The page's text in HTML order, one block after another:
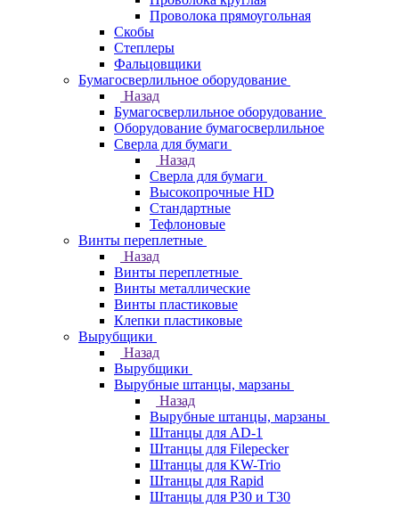
Проволока прямоугольная
Скобы
Степлеры
Фальцовщики
Бумагосверлильное оборудование
Назад
Бумагосверлильное оборудование
Оборудование бумагосверлильное
Сверла для бумаги
Назад
Сверла для бумаги
Высокопрочные HD
Стандартные
Тефлоновые
Винты переплетные
Назад
Винты переплетные
Винты металлические
Винты пластиковые
Клепки пластиковые
Вырубщики
Назад
Вырубщики
Вырубные штанцы, марзаны
Назад
Вырубные штанцы, марзаны
Штанцы для AD-1
Штанцы для Filepecker
Штанцы для KW-Trio
Штанцы для Rapid
Штанцы для Р30 и Т30